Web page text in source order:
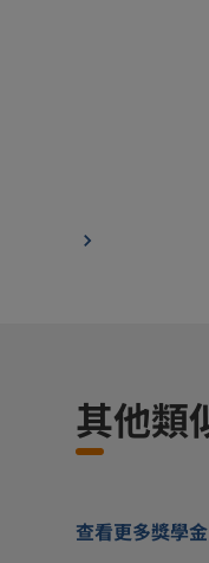
其他類
查看更多獎學金